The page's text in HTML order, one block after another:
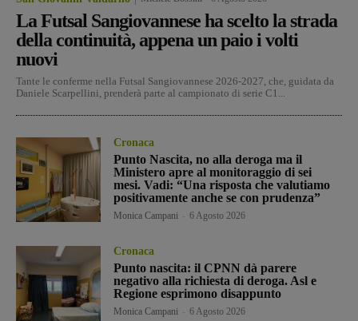
La Futsal Sangiovannese ha scelto la strada
della continuità, appena un paio i volti
nuovi
Tante le conferme nella Futsal Sangiovannese 2026-2027, che, guidata da
Daniele Scarpellini, prenderà parte al campionato di serie C1...
Cronaca
Punto Nascita, no alla deroga ma il
Ministero apre al monitoraggio di sei
mesi. Vadi: “Una risposta che valutiamo
positivamente anche se con prudenza”
Monica Campani 6 Agosto 2026
Cronaca
Punto nascita: il CPNN dà parere
negativo alla richiesta di deroga. Asl e
Regione esprimono disappunto
Monica Campani 6 Agosto 2026